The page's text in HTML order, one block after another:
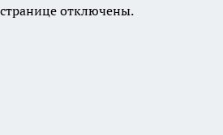
отключены.